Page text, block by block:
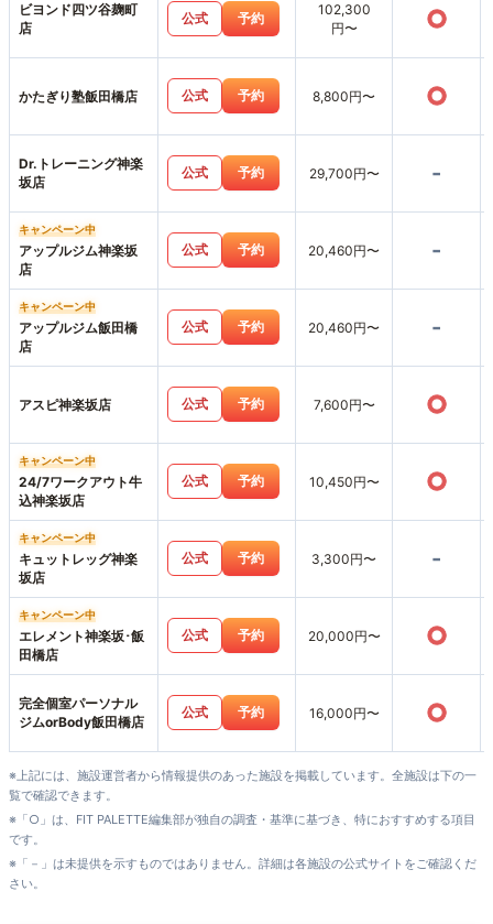
ビヨンド四ツ谷麹町
店
公式 予約
102,300
円〜
○
かたぎり塾飯田橋店 公式 予約 8,800円〜 ○
Dr.トレーニング神楽
坂店
公式 予約 29,700円〜 -
キャンペーン中
アップルジム神楽坂
店
公式 予約 20,460円〜 -
キャンペーン中
アップルジム飯田橋
店
公式 予約 20,460円〜 -
アスピ神楽坂店 公式 予約 7,600円〜 ○
キャンペーン中
24/7ワークアウト牛
込神楽坂店
公式 予約 10,450円〜 ○
キャンペーン中
キュットレッグ神楽
坂店
公式 予約 3,300円〜 -
キャンペーン中
エレメント神楽坂･飯
田橋店
公式 予約 20,000円〜 ○
完全個室パーソナル
ジムorBody飯田橋店
公式 予約 16,000円〜 ○
※上記には、施設運営者から情報提供のあった施設を掲載しています。全施設は下の一
覧で確認できます。
※「○」は、FIT PALETTE編集部が独自の調査・基準に基づき、特におすすめする項目
です。
※「－」は未提供を示すものではありません。詳細は各施設の公式サイトをご確認くだ
さい。